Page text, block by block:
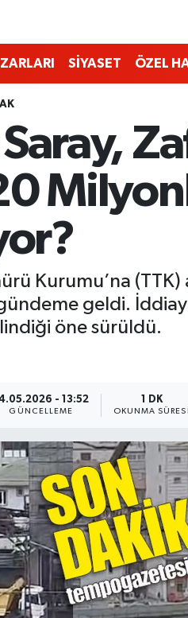
SİYASET ÖZEL
Saray,
Kurumu’na
geldi.
öne sürüldü.
- 13:52
GÜNCELLEME
1 DK
OKUNMA SÜRESI